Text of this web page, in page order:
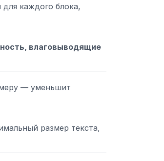
для каждого блока,
влаговыводящие
— уменьшит
размер текста,